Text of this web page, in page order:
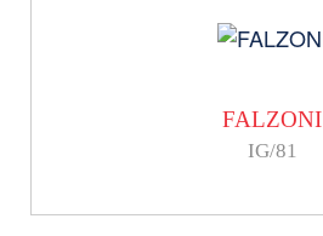
FALZONI
IG/81